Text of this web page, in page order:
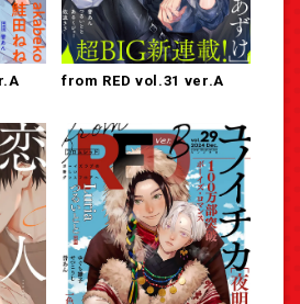
from RED vol.31 ver.A